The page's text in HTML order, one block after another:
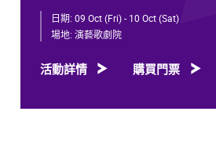
千年以來，龜茲文化承載住歷代各
或是「蘇幕遮」盛會入面各族民眾嘅
《龜茲》就沿住呢段歷史足跡創作
弘法、玄奘西行求法嘅跨時空故事
日期: 09 Oct (Fri) - 10 Oct (Sat)
場地: 演藝歌劇院
活動詳情 購買門票